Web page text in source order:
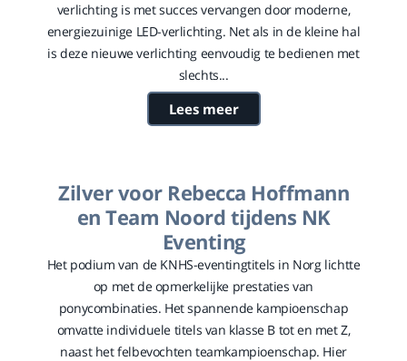
verlichting is met succes vervangen door moderne,
energiezuinige LED-verlichting. Net als in de kleine hal
is deze nieuwe verlichting eenvoudig te bedienen met
slechts...
Lees meer
Zilver voor Rebecca Hoffmann
en Team Noord tijdens NK
Eventing
Het podium van de KNHS-eventingtitels in Norg lichtte
op met de opmerkelijke prestaties van
ponycombinaties. Het spannende kampioenschap
omvatte individuele titels van klasse B tot en met Z,
naast het felbevochten teamkampioenschap. Hier